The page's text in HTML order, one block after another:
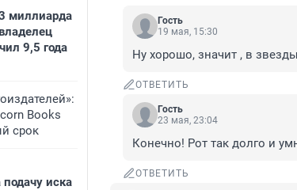
миллиарда
9,5 года
Books
срок
подачу иска
Гость
19 мая, 15:30
Ну хорошо, значит , в
ОТВЕТИТЬ
Гость
23 мая, 23:04
Конечно! Рот так долго и
ОТВЕТИТЬ